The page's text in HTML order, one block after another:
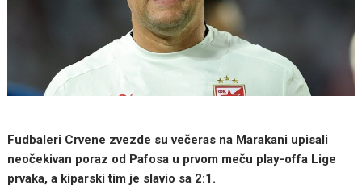
Fudbaleri Crvene zvezde su večeras na Marakani upisali
neočekivan poraz od Pafosa u prvom meču play-offa Lige
prvaka, a kiparski tim je slavio sa 2:1.